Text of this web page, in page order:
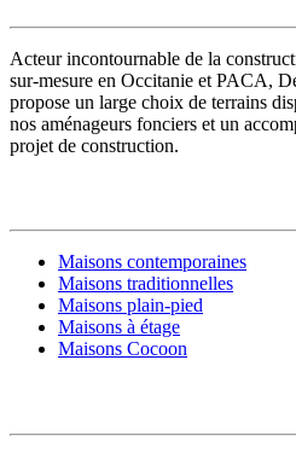
Acteur incontournable de la
sur-mesure en Occitanie et PACA,
propose un large choix de terrains
nos aménageurs fonciers et un
projet de construction.
Maisons contemporaines
Maisons traditionnelles
Maisons plain-pied
Maisons à étage
Maisons Cocoon